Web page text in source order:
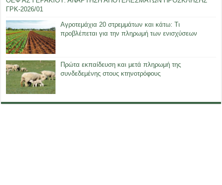
ΓΡΚ-2026/01
Αγροτεμάχια 20 στρεμμάτων και κάτω: Τι
προβλέπεται για την πληρωμή των ενισχύσεων
Πρώτα εκπαίδευση και μετά πληρωμή της
συνδεδεμένης στους κτηνοτρόφους